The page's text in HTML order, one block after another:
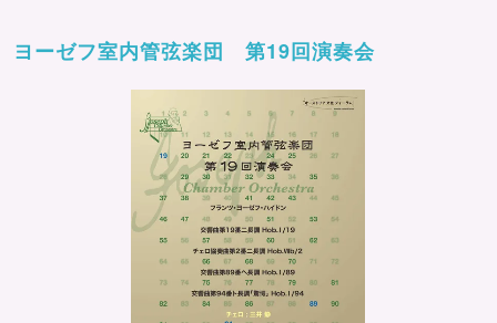
ヨーゼフ室内管弦楽団 第19回演奏会